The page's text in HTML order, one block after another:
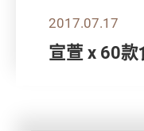
2017.07.17
宣萱 x 60